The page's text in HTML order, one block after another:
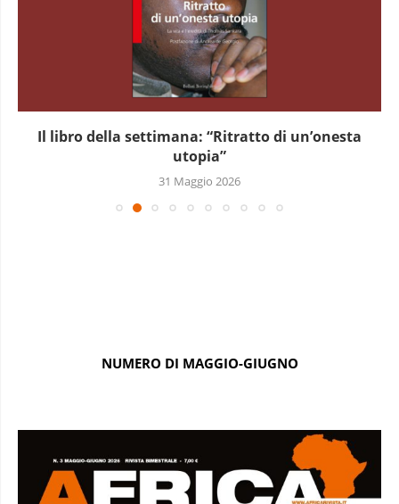
Il libro della settimana: “Ritratto di un’onesta
utopia”
31 Maggio 2026
NUMERO DI MAGGIO-GIUGNO